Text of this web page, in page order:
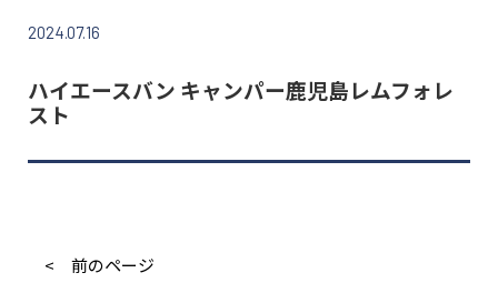
2024.07.16
ハイエースバン キャンパー鹿児島レムフォレ
スト
< 前のページ